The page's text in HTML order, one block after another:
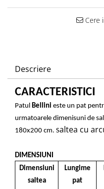
Cere
Descriere
CARACTERISTICI
Patul Bellini este un pat
urmatoarele dimenisuni de
180x200 cm. Saltea cu
DIMENSIUNI
Dimensiuni
saltea
Lungime
pat